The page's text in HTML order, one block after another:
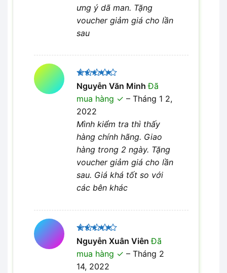
ưng ý dã man. Tặng
voucher giảm giá cho lần
sau
Được xếp
hạng 5
sao
Nguyễn Văn MinhĐã
mua hàng
– Tháng 1 2,
2022
Mình kiểm tra thì thấy
hàng chính hãng. Giao
hàng trong 2 ngày. Tặng
voucher giảm giá cho lần
sau. Giá khá tốt so với
các bên khác
Được xếp
hạng 55
sao
Nguyễn Xuân ViênĐã
mua hàng
– Tháng 2
14, 2022